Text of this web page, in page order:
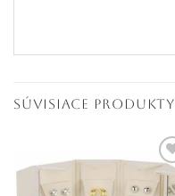
SÚVISIACE PRODUKTY